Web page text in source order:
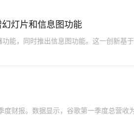
灯片和信息图功能
能，同时推出信息图功能。这一创新基
财报。数据显示，谷歌第一季度总营收